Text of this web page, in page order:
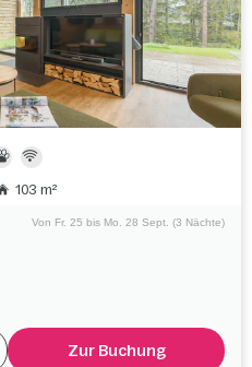
103 m²
Von Fr. 25 bis Mo. 28 Sept. (3 Nächte)
Zur Buchung